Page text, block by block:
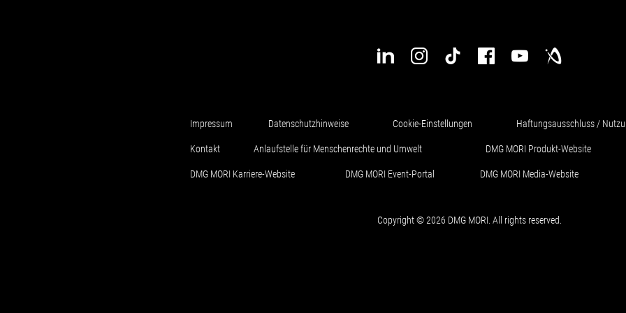
Impressum Datenschutzhinweise Cookie-Einstellungen Haftungsausschluss /
Kontakt Anlaufstelle für Menschenrechte und Umwelt DMG MORI Produkt-Website
DMG MORI Karriere-Website DMG MORI Event-Portal DMG MORI Media-Website
Copyright © 2026 DMG MORI. All rights reserved.